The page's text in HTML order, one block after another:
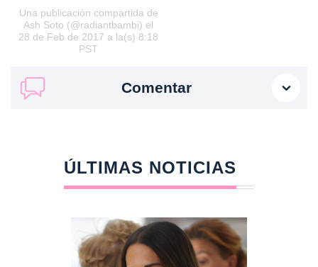
Una publicación compartida de
Ash Soto (@radiantbambi) el
28 de Feb de 2017 a la(s) 8:18
PST
Comentar
ÚLTIMAS NOTICIAS